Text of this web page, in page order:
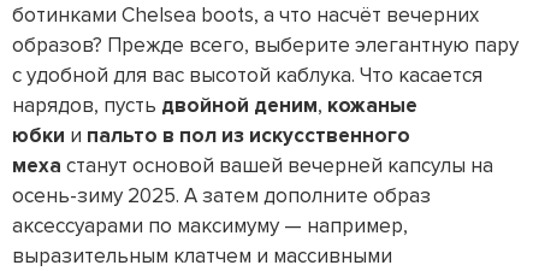
ботинками Chelsea boots , а что насчёт вечерних
образов? Прежде всего, выберите элегантную пару
с удобной для вас высотой каблука. Что касается
нарядов, пусть двойной деним, кожаные
юбки и пальто в пол из искусственного
меха станут основой вашей вечерней капсулы на
осень-зиму 2025. А затем дополните образ
аксессуарами по максимуму — например,
выразительным клатчем и массивными